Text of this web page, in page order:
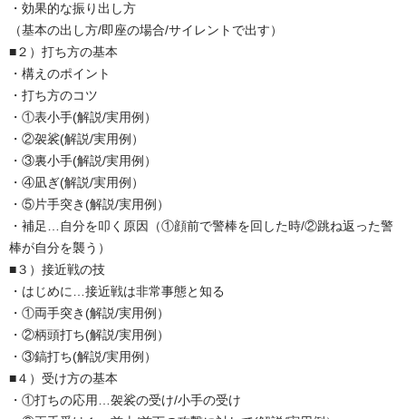
・効果的な振り出し方
（基本の出し方/即座の場合/サイレントで出す）
■２）打ち方の基本
・構えのポイント
・打ち方のコツ
・①表小手(解説/実用例）
・②袈裟(解説/実用例）
・③裏小手(解説/実用例）
・④凪ぎ(解説/実用例）
・⑤片手突き(解説/実用例）
・補足…自分を叩く原因（①顔前で警棒を回した時/②跳ね返った警
棒が自分を襲う）
■３）接近戦の技
・はじめに…接近戦は非常事態と知る
・①両手突き(解説/実用例）
・②柄頭打ち(解説/実用例）
・③鎬打ち(解説/実用例）
■４）受け方の基本
・①打ちの応用…袈裟の受け/小手の受け